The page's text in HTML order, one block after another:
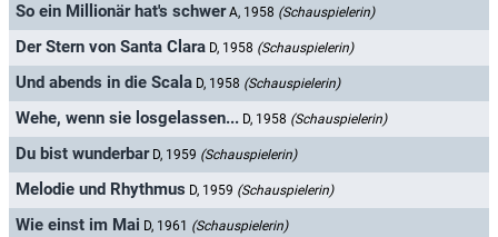
So ein Millionär hat's schwer A, 1958 (Schauspielerin)
Der Stern von Santa Clara D, 1958 (Schauspielerin)
Und abends in die Scala D, 1958 (Schauspielerin)
Wehe, wenn sie losgelassen... D, 1958 (Schauspielerin)
Du bist wunderbar D, 1959 (Schauspielerin)
Melodie und Rhythmus D, 1959 (Schauspielerin)
Wie einst im Mai D, 1961 (Schauspielerin)